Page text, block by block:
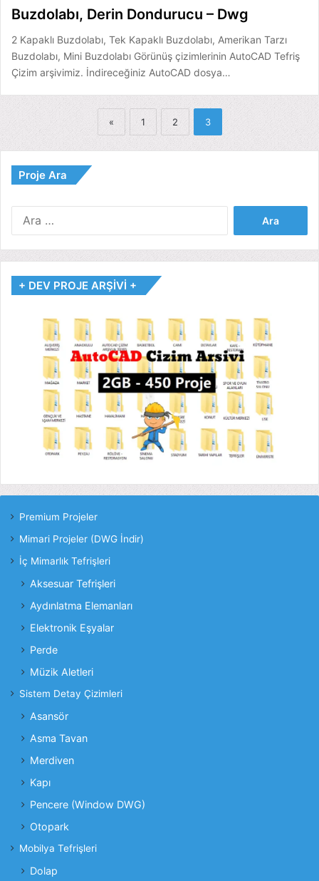
Buzdolabı, Derin Dondurucu – Dwg
2 Kapaklı Buzdolabı, Tek Kapaklı Buzdolabı, Amerikan Tarzı
Buzdolabı, Mini Buzdolabı Görünüş çizimlerinin AutoCAD Tefriş
Çizim arşivimiz. İndireceğiniz AutoCAD dosya…
« 1 2 3
Proje Ara
+ DEV PROJE ARŞİVİ +
Premium Projeler
Mimari Projeler (DWG İndir)
İç Mimarlık Tefrişleri
Aksesuar Tefrişleri
Aydınlatma Elemanları
Elektronik Eşyalar
Perde
Müzik Aletleri
Sistem Detay Çizimleri
Asansör
Asma Tavan
Merdiven
Kapı
Pencere (Window DWG)
Otopark
Mobilya Tefrişleri
Dolap